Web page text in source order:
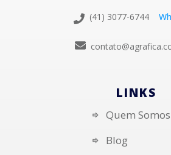
(41) 3077-6744
LINKS
Quem Somos
Blog